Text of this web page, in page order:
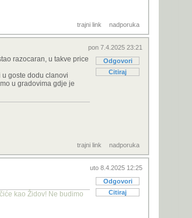
trajni link nadporuka
pon 7.4.2025 23:21
Odgovori
Citiraj
razocaran, u takve price
goste dodu clanovi
u gradovima gdje je
trajni link nadporuka
uto 8.4.2025 12:25
Odgovori
Citiraj
kao Židov! Ne budimo